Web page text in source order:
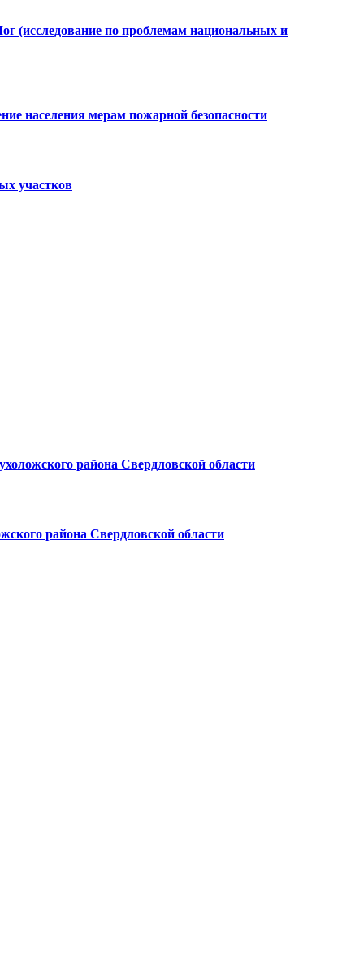
(исследование по проблемам национальных и
населения мерам пожарной безопасности
участков
района Свердловской области
района Свердловской области